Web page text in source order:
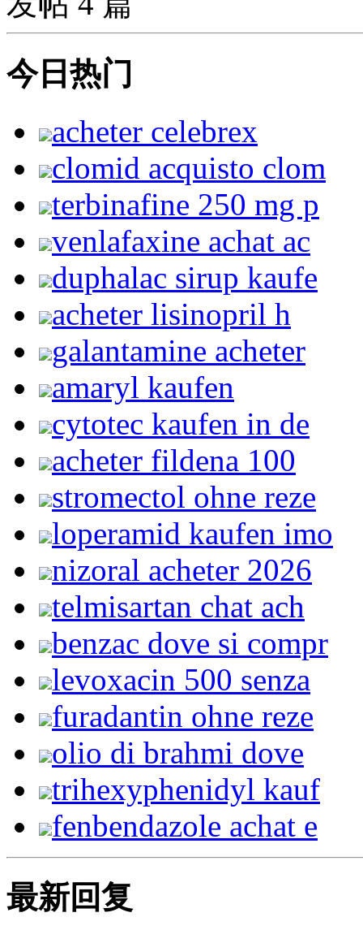
今日热门
acheter celebrex
clomid acquisto clom
terbinafine 250 mg p
venlafaxine achat ac
duphalac sirup kaufe
acheter lisinopril h
galantamine acheter
amaryl kaufen
cytotec kaufen in de
acheter fildena 100
stromectol ohne reze
loperamid kaufen imo
nizoral acheter 2026
telmisartan chat ach
benzac dove si compr
levoxacin 500 senza
furadantin ohne reze
olio di brahmi dove
trihexyphenidyl kauf
fenbendazole achat e
最新回复